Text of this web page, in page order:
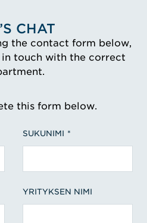
CHAT
the contact form below,
touch with the correct
this form below.
SUKUNIMI
YRITYKSEN NIMI